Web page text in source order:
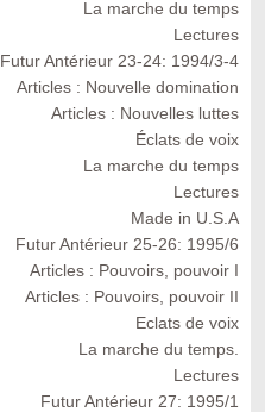
La marche du temps
Lectures
Futur Antérieur 23-24: 1994/3-4
Articles : Nouvelle domination
Articles : Nouvelles luttes
Éclats de voix
La marche du temps
Lectures
Made in U.S.A
Futur Antérieur 25-26: 1995/6
Articles : Pouvoirs, pouvoir I
Articles : Pouvoirs, pouvoir II
Eclats de voix
La marche du temps.
Lectures
Futur Antérieur 27: 1995/1